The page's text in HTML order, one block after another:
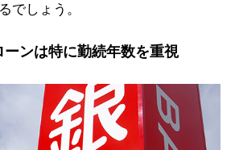
でしょう。
ンは特に勤続年数を重視